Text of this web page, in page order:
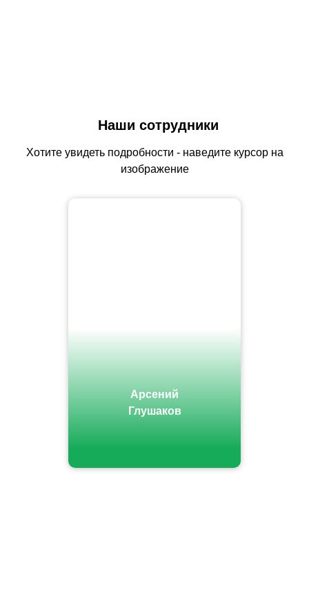
Наши сотрудники
Хотите увидеть подробности - наведите курсор на
изображение
Арсений
Глушаков